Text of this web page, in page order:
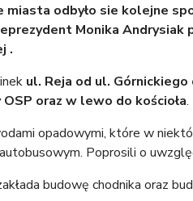
miasta odbyło sie kolejne
Monika
.
ul. Reja od ul.
oraz w lewo do kościoła.
opadowymi, które w
Poprosili o
budowę chodnika oraz